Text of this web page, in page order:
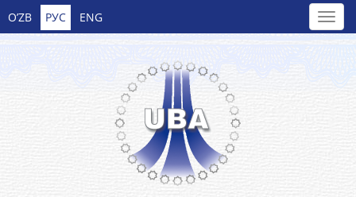
O’ZB РУС ENG